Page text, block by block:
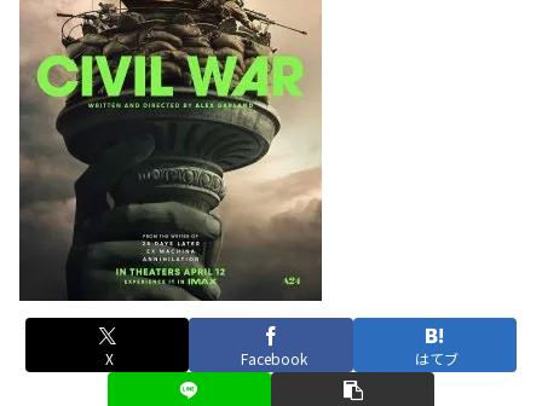
X Facebook はてブ